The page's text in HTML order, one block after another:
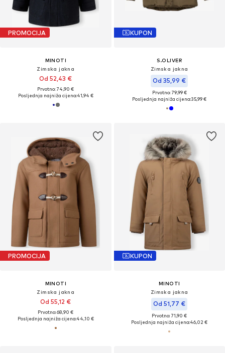
PROMOCIJA
MINOTI
Zimska jakna
Od 52,43 €
Prvotno: 74,90 €
Posljednja najniža cijena:41,94 €
KUPON
S.OLIVER
Zimska jakna
Od 35,99 €
Prvotno: 79,99 €
Posljednja najniža cijena:35,99 €
PROMOCIJA
MINOTI
Zimska jakna
Od 55,12 €
Prvotno: 68,90 €
Posljednja najniža cijena:44,10 €
KUPON
MINOTI
Zimska jakna
Od 51,77 €
Prvotno: 71,90 €
Posljednja najniža cijena:46,02 €